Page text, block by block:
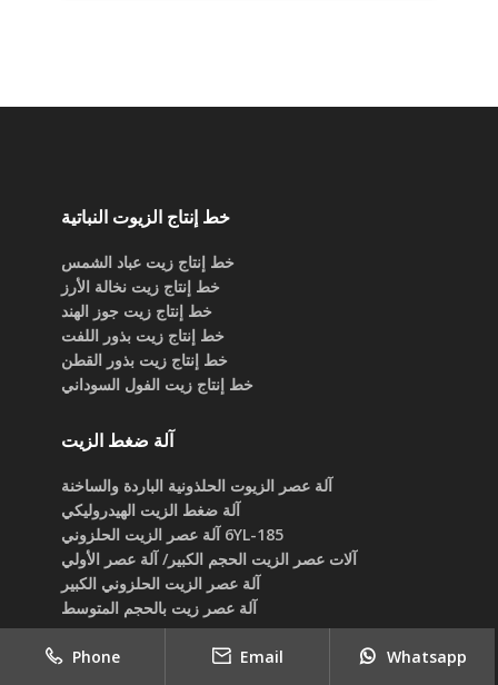
خط إنتاج الزيوت النباتية
خط إنتاج زيت عباد الشمس
خط إنتاج زيت نخالة الأرز
خط إنتاج زيت جوز الهند
خط إنتاج زيت بذور اللفت
خط إنتاج زيت بذور القطن
خط إنتاج زيت الفول السوداني
آلة ضغط الزيت
آلة عصر الزيوت الحلذونية الباردة والساخنة
آلة ضغط الزيت الهيدروليكي
6YL-185 آلة عصر الزيت الحلزوني
آلات عصر الزيت الحجم الكبير/ آلة عصر الأولي
آلة عصر الزيت الحلزوني الكبير
آلة عصر زيت بالحجم المتوسط
المشاركات الاخيرة
Phone Email Whatsapp